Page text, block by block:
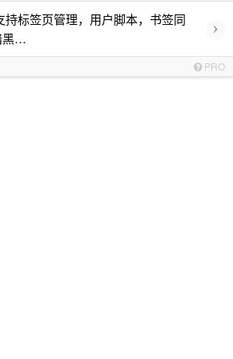
标签页管理，用户脚本，书签同
黑…
›
PRO